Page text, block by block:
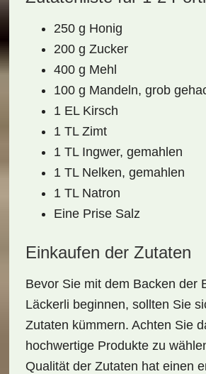
250 g Honig
200 g Zucker
400 g Mehl
100 g Mandeln, grob
1 EL Kirsch
1 TL Zimt
1 TL Ingwer, gemahlen
1 TL Nelken, gemahlen
1 TL Natron
Eine Prise Salz
Einkaufen der Zutaten
Bevor Sie mit dem Backen der
Läckerli beginnen, sollten Sie
Zutaten kümmern. Achten Sie
hochwertige Produkte zu
Qualität der Zutaten hat einen